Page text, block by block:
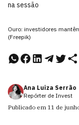
na sessão
Ouro: investidores
(Freepik)
Ana Luiza Serrão
Repórter de Invest
Publicado em 11 de